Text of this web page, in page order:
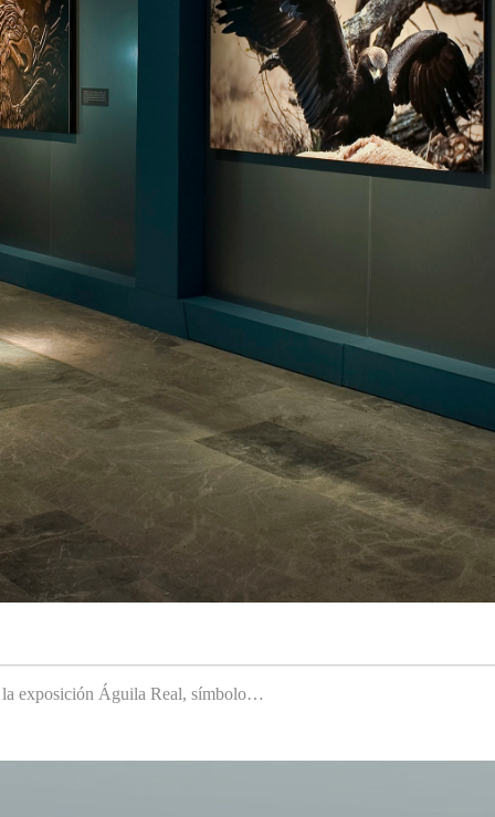
la exposición Águila Real, símbolo…